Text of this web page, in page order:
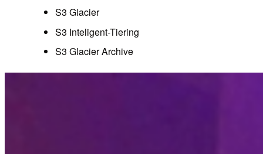
S3 Glacier
S3 Inteligent-Tiering
S3 Glacier Archive